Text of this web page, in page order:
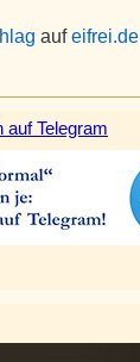
aufeifrei.de
auf Telegram